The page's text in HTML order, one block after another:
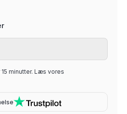
minutter. Læs vores